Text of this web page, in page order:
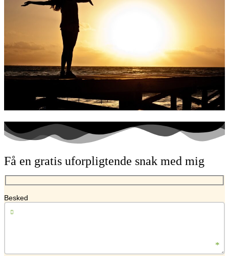
Få en gratis uforpligtende snak med mig
Besked